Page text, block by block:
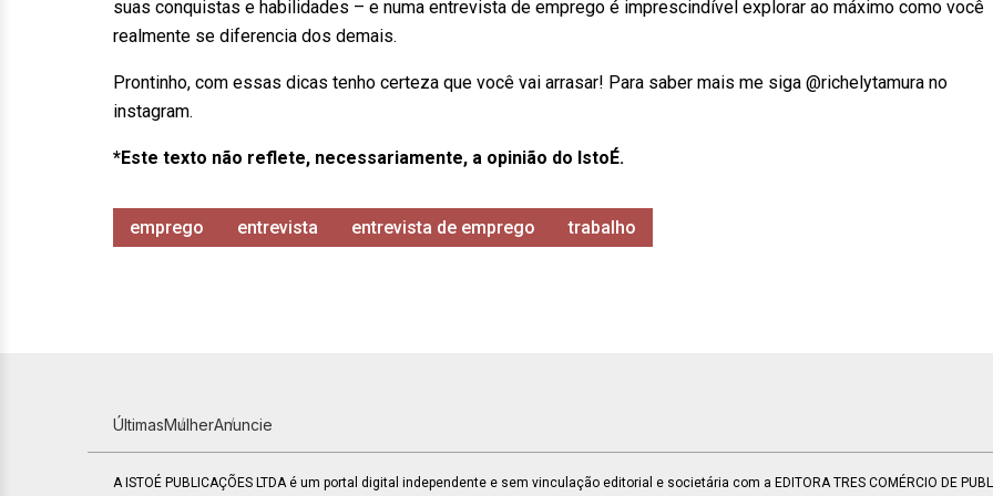
suas conquistas e habilidades – e numa entrevista de emprego é imprescindível explorar ao máximo como você
realmente se diferencia dos demais.
Prontinho, com essas dicas tenho certeza que você vai arrasar! Para saber mais me siga @richelytamura no
instagram.
*Este texto não reflete, necessariamente, a opinião do IstoÉ.
emprego entrevista entrevista de emprego trabalho
ÚltimasMulherAnuncie
A ISTOÉ PUBLICAÇÕES LTDA é um portal digital independente e sem vinculação editorial e societária com a EDITORA TRES COMÉRCIO DE